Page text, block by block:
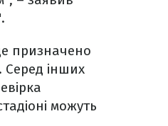
призначено
Серед інших
можуть